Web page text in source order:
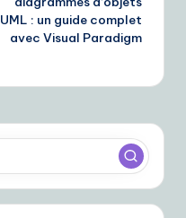
UML : un guide complet
avec Visual Paradigm